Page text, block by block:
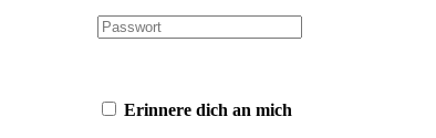
Erinnere dich an mich